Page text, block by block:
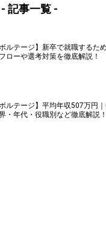
- 記事一覧 -
ボルテージ】新卒で就職するた
ローや選考対策を徹底解説！
ボルテージ】平均年収507万円｜
・年代・役職別など徹底解説！